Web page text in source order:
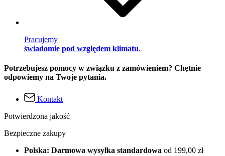
Pracujemy
świadomie pod względem klimatu.
Potrzebujesz pomocy w związku z zamówieniem? Chętnie
odpowiemy na Twoje pytania.
Kontakt
Potwierdzona jakość
Bezpieczne zakupy
Polska: Darmowa wysyłka standardowa od 199,00 zł